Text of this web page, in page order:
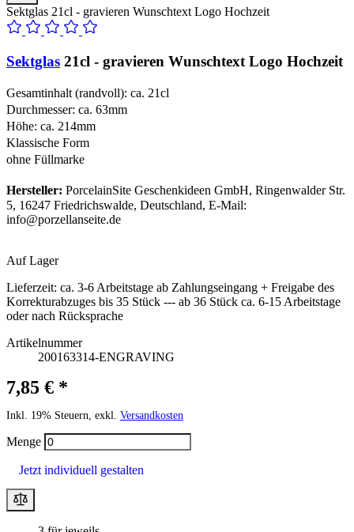
Sektglas 21cl - gravieren Wunschtext Logo Hochzeit
Sektglas 21cl - gravieren Wunschtext Logo Hochzeit
Gesamtinhalt (randvoll): ca. 21cl
Durchmesser: ca. 63mm
Höhe: ca. 214mm
Klassische Form
ohne Füllmarke
Hersteller: PorcelainSite Geschenkideen GmbH, Ringenwalder Str.
5, 16247 Friedrichswalde, Deutschland, E-Mail:
info@porzellanseite.de
Auf Lager
Lieferzeit: ca. 3-6 Arbeitstage ab Zahlungseingang + Freigabe des
Korrekturabzuges bis 35 Stück --- ab 36 Stück ca. 6-15 Arbeitstage
oder nach Rücksprache
Artikelnummer
200163314-ENGRAVING
7,85 € *
Inkl. 19% Steuern, exkl. Versandkosten
Menge
Jetzt individuell gestalten